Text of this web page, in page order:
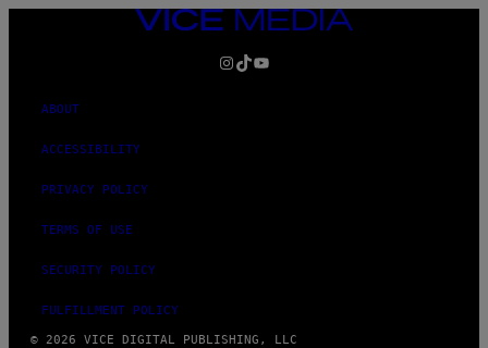
VICE
MEDIA
INSTAGRAM
TIKTOK
YOUTUBE
ABOUT
ACCESSIBILITY
PRIVACY POLICY
TERMS OF USE
SECURITY POLICY
FULFILLMENT POLICY
© 2026 VICE DIGITAL PUBLISHING, LLC